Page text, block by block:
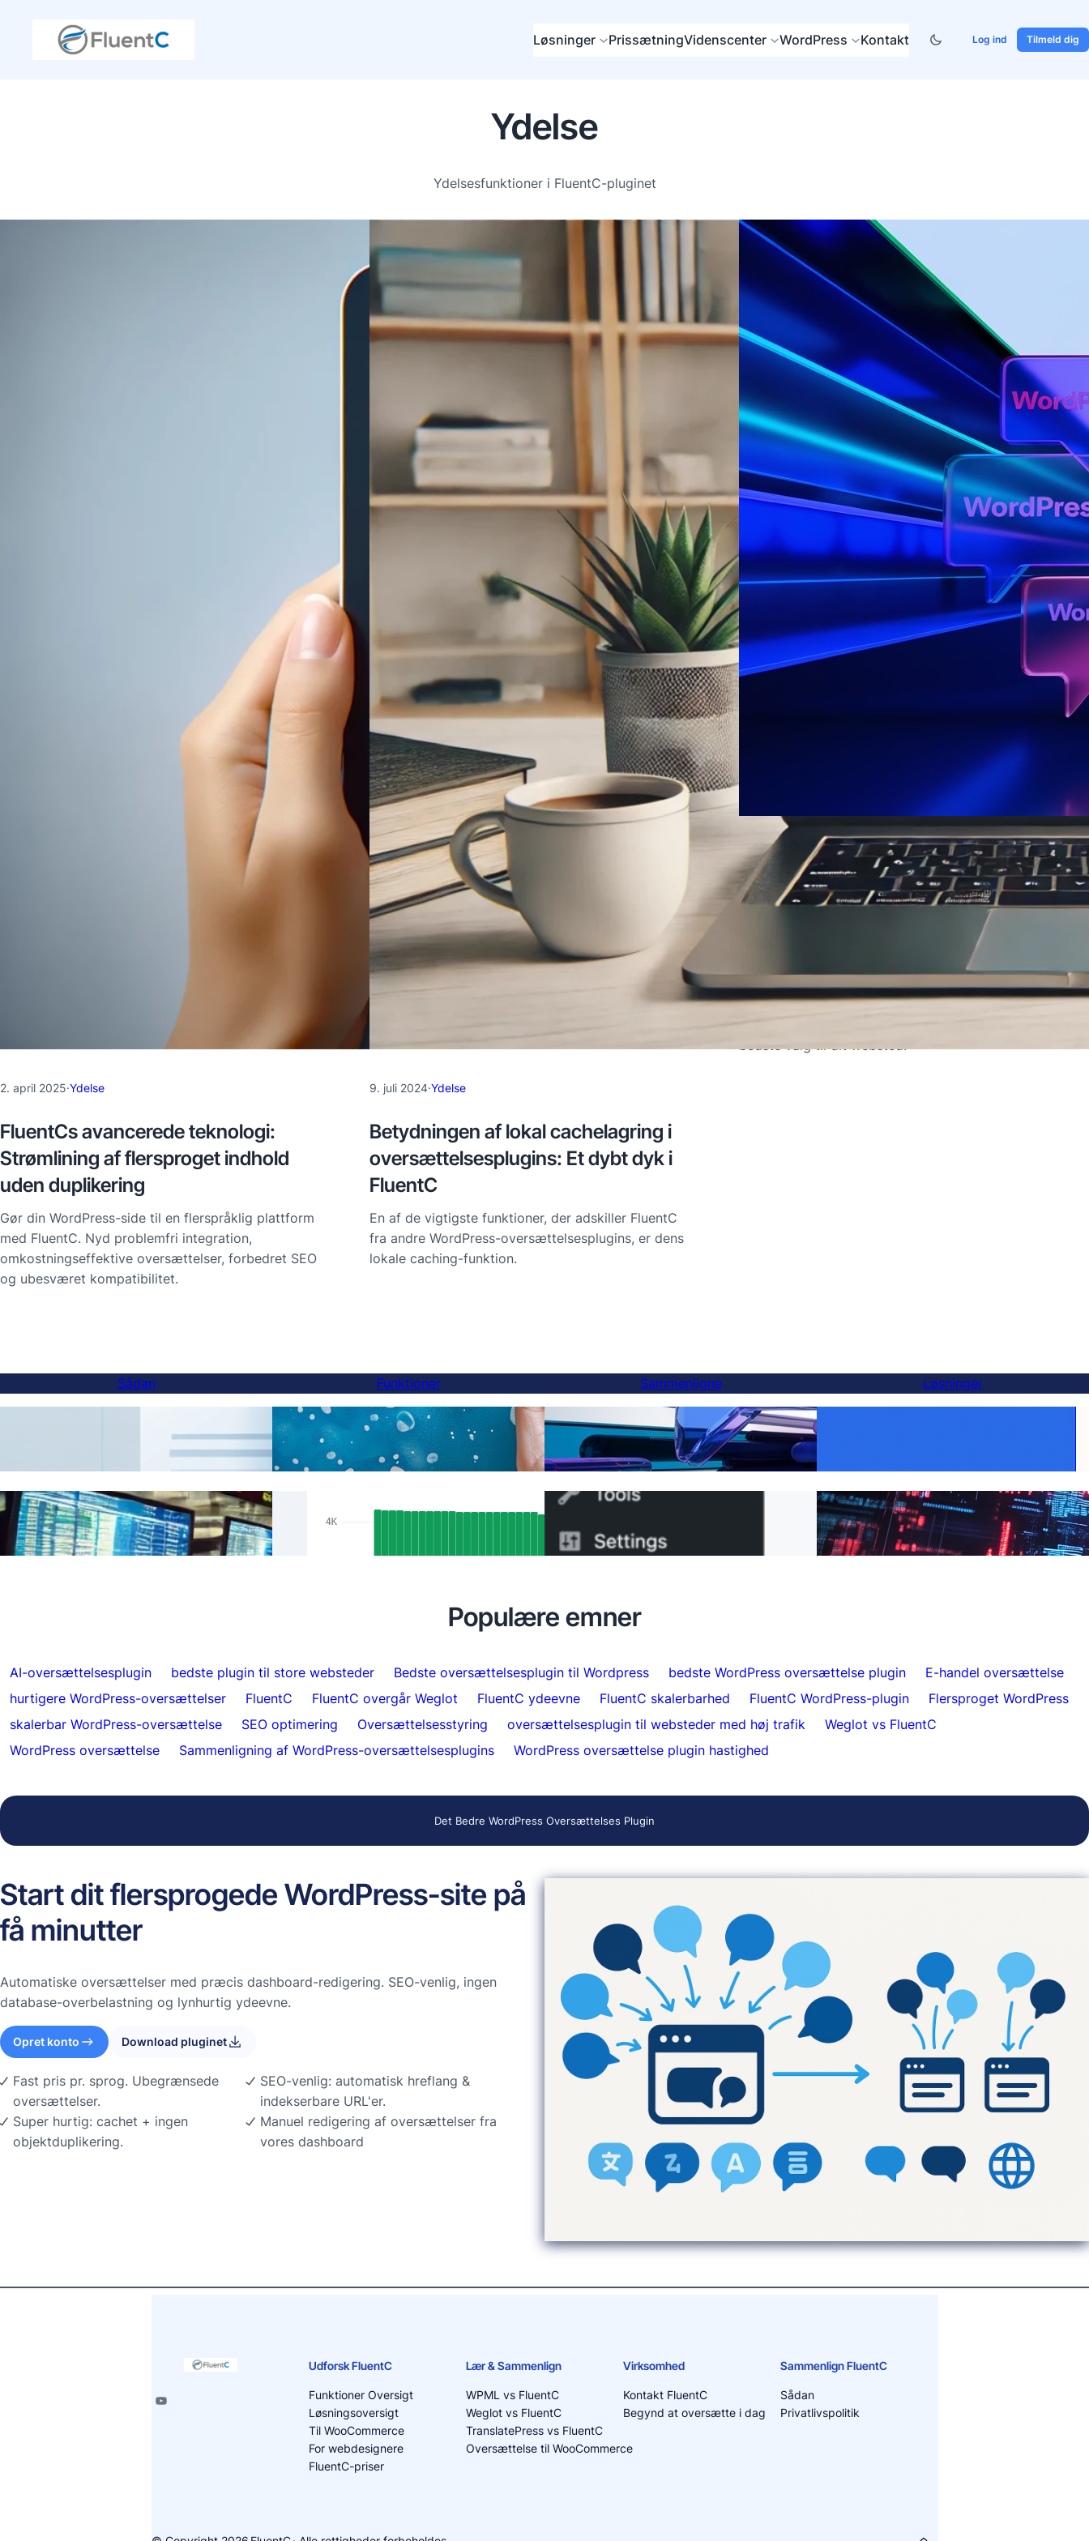
Løsninger PrissætningVidenscenter WordPress Kontakt Log ind Tilmeld dig
Ydelse
Ydelsesfunktioner i FluentC-pluginet
2. april 2025·Ydelse
FluentCs avancerede teknologi:
Strømlining af flersproget indhold
uden duplikering
Gør din WordPress-side til en flerspråklig plattform
med FluentC. Nyd problemfri integration,
omkostningseffektive oversættelser, forbedret SEO
og ubesværet kompatibilitet.
9. juli 2024·Ydelse
Betydningen af lokal cachelagring i
oversættelsesplugins: Et dybt dyk i
FluentC
En af de vigtigste funktioner, der adskiller FluentC
fra andre WordPress-oversættelsesplugins, er dens
lokale caching-funktion.
9. juli 2024 Ydelse
Hvorfor FluentC er det bedste
WordPress-oversættelsesplugin til
FluentC skiller sig ud som et WordPress-
oversættelsesplugin i topniveau, der tilbyder
bedste valg til dit websted.
Sådan
Sådan tilføjes en sprogskifter til
Spring over oversættelser for specifikt
indhold med FluentC
Funktioner
AI-oversættelser
Ægte SEO-resultater: Sådan har FluentC’s
Sammenligne
Endelig en bedre Weglot-alternativ — og
du kan skifte på 5 minutter
minutter
Løsninger
Ubesværet hjemmesideoversættelse for
kunder
Populære emner
AI-oversættelsesplugin bedste plugin til store websteder Bedste oversættelsesplugin til Wordpress bedste WordPress oversættelse plugin
E-handel oversættelse
hurtigere WordPress-oversættelser
FluentC FluentC overgår Weglot FluentC ydeevne FluentC skalerbarhed FluentC WordPress-plugin
Flersproget WordPress
skalerbar WordPress-oversættelse
SEO optimering Oversættelsesstyring oversættelsesplugin til websteder med høj trafik
Weglot vs FluentC
WordPress oversættelse
Sammenligning af WordPress-oversættelsesplugins WordPress oversættelse plugin hastighed
Det Bedre WordPress Oversættelses Plugin
Start dit flersprogede WordPress-site på
få minutter
Automatiske oversættelser med præcis dashboard-redigering. SEO-venlig, ingen
database-overbelastning og lynhurtig ydeevne.
Opret konto Download pluginet
Fast pris pr. sprog. Ubegrænsede
oversættelser.
Super hurtig: cachet + ingen
objektduplikering.
SEO-venlig: automatisk hreflang &
indekserbare URL'er.
Manuel redigering af oversættelser fra
vores dashboard
Udforsk FluentC
Funktioner Oversigt
Løsningsoversigt
Til WooCommerce
For webdesignere
FluentC-priser
Lær & Sammenlign
WPML vs FluentC
Weglot vs FluentC
TranslatePress vs FluentC
Oversættelse til WooCommerce
Virksomhed
Kontakt FluentC
Begynd at oversætte i dag
Sammenlign FluentC
Sådan
Privatlivspolitik